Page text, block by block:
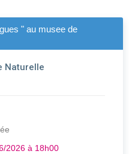
" au musee de
Naturelle
2026 à 18h00